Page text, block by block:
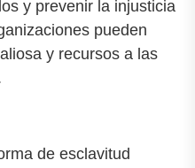
y prevenir la injusticia
pueden
y recursos a las
de esclavitud